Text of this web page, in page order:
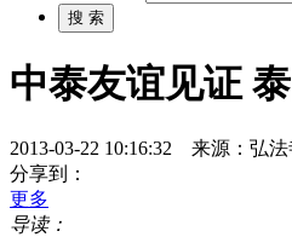
中泰友谊见证
2013-03-22 10:16:32 来源：弘
分享到：
更多
导读：